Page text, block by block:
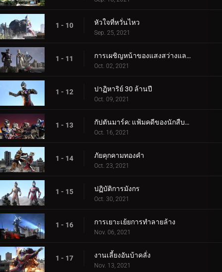
1 - 10 หัวใจที่หวั่นไหว
Sep. 25, 2021
1 - 11 การเผชิญหน้าของแสงสว่างและความมืด
Oct. 02, 2021
1 - 12 ปาฏิหาริย์ 30 ล้านปี
Oct. 09, 2021
1 - 13 กัปตันมาร์ค: แฟ้มคดีของนักสืบมาร์ลูรู
Oct. 16, 2021
1 - 14 ภัยคุกคามทองคำ
Oct. 23, 2021
1 - 15 ปฏิบัติการมังกร
Oct. 30, 2021
1 - 16 การเยาะเย้ยการทำลายล้าง
Nov. 06, 2021
1 - 17 งานเลี้ยงอันบ้าคลั่ง
Nov. 13, 2021